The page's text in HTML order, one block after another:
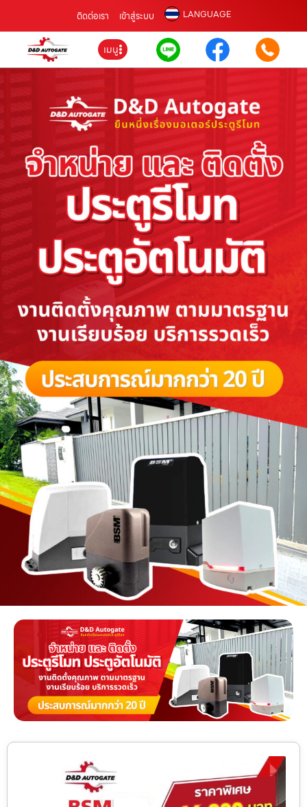
ติดต่อเรา เข้าสู่ระบบ LANGUAGE
เมนู